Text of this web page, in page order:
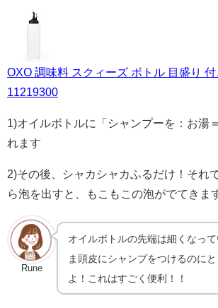
OXO 調味料 スクィーズ ボトル 目盛り
11219300
1)オイルボトルに「シャンプーを：お湯
れます
2)その後、シャカシャカふるだけ！それ
ら泡を出すと、もこもこの泡がでてきま
Rune
オイルボトルの先端は細くなっ
ま頭皮にシャンプをつけるのに
よ！これはすごく便利！！